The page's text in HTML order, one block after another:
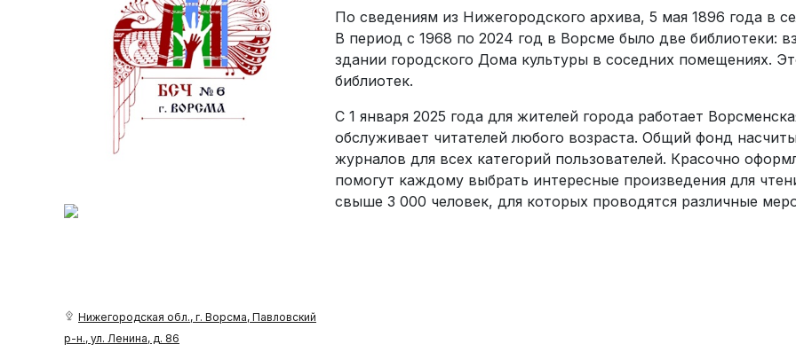
Нижегородская обл., г. Ворсма, Павловский
р-н., ул. Ленина, д. 86
По сведениям из Нижегородского архива, 5 мая 1896 года в
В период с 1968 по 2024 год в Ворсме было две библиотеки:
здании городского Дома культуры в соседних помещениях.
библиотек.
С 1 января 2025 года для жителей города работает
обслуживает читателей любого возраста. Общий фонд
журналов для всех категорий пользователей. Красочно
помогут каждому выбрать интересные произведения для
свыше 3 000 человек, для которых проводятся различные